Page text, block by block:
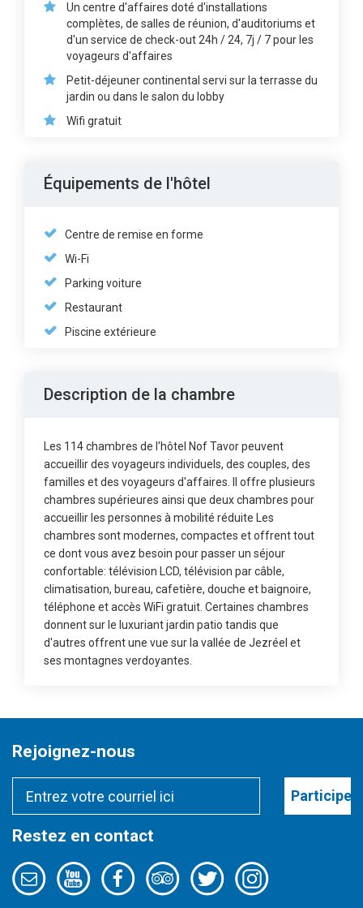
Un centre d'affaires doté d'installations
complètes, de salles de réunion, d'auditoriums et
d'un service de check-out 24h / 24, 7j / 7 pour les
voyageurs d'affaires
Petit-déjeuner continental servi sur la terrasse du
jardin ou dans le salon du lobby
Wifi gratuit
Équipements de l'hôtel
Centre de remise en forme
Wi-Fi
Parking voiture
Restaurant
Piscine extérieure
Description de la chambre
Les 114 chambres de l'hôtel Nof Tavor peuvent
accueillir des voyageurs individuels, des couples, des
familles et des voyageurs d'affaires. Il offre plusieurs
chambres supérieures ainsi que deux chambres pour
accueillir les personnes à mobilité réduite Les
chambres sont modernes, compactes et offrent tout
ce dont vous avez besoin pour passer un séjour
confortable: télévision LCD, télévision par câble,
climatisation, bureau, cafetière, douche et baignoire,
téléphone et accès WiFi gratuit. Certaines chambres
donnent sur le luxuriant jardin patio tandis que
d'autres offrent une vue sur la vallée de Jezréel et
ses montagnes verdoyantes.
Rejoignez-nous
Participer
Restez en contact